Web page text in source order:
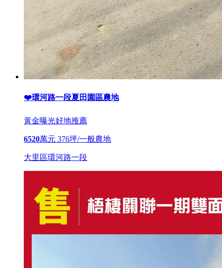
❤️環河路一段夏田園區農地
黃金曝光好地推薦
6520萬元 376坪/一般農地
大里區環河路一段